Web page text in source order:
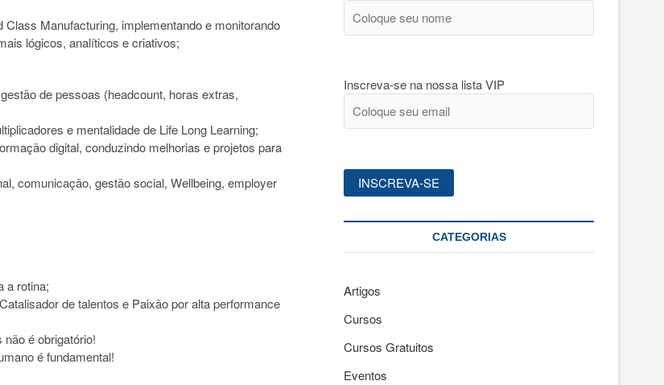
Manufacturing, implementando e monitorando
lógicos, analíticos e criativos;
de pessoas (headcount, horas extras,
e mentalidade de Life Long Learning;
digital, conduzindo melhorias e projetos para
comunicação, gestão social, Wellbeing, employer
a rotina;
de talentos e Paixão por alta performance
é obrigatório!
é fundamental!
Inscreva-se na nossa lista VIP
CATEGORIAS
Artigos
Cursos
Cursos Gratuitos
Eventos